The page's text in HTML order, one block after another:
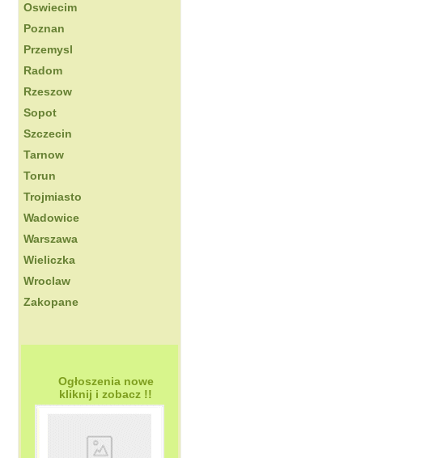
Oswiecim
Poznan
Przemysl
Radom
Rzeszow
Sopot
Szczecin
Tarnow
Torun
Trojmiasto
Wadowice
Warszawa
Wieliczka
Wroclaw
Zakopane
Ogłoszenia nowe
kliknij i zobacz !!